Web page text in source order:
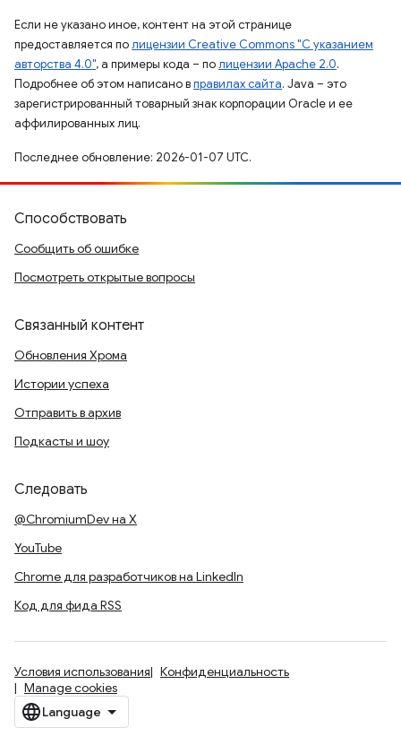
Если не указано иное, контент на этой странице
предоставляется полицензии Creative Commons "С указанием
авторства 4.0", а примеры кода – полицензии Apache 2.0.
Подробнее об этом написано вправилах сайта. Java – это
зарегистрированный товарный знак корпорации Oracle и ее
аффилированных лиц.
Последнее обновление: 2026-01-07 UTC.
Способствовать
Сообщить об ошибке
Посмотреть открытые вопросы
Связанный контент
Обновления Хрома
Истории успеха
Отправить в архив
Подкасты и шоу
Следовать
@ChromiumDev на X
YouTube
Chrome для разработчиков на LinkedIn
Код для фида RSS
Условия использования
Конфиденциальность
Manage cookies